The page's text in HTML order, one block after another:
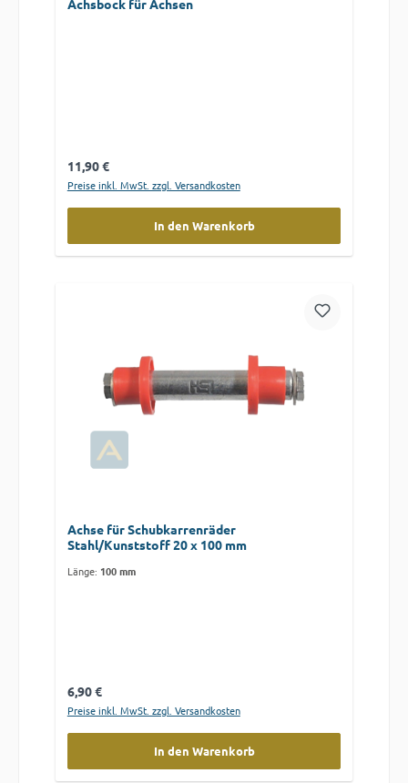
Achsbock für Achsen
Regulärer Preis:
11,90 €
Preise inkl. MwSt. zzgl. Versandkosten
In den Warenkorb
Achse für Schubkarrenräder
Stahl/Kunststoff 20 x 100 mm
Länge: 100 mm
Regulärer Preis:
6,90 €
Preise inkl. MwSt. zzgl. Versandkosten
In den Warenkorb